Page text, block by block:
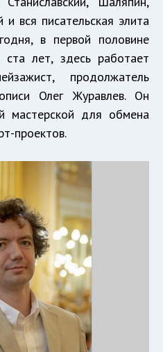
вся писательская элита
в первой половине
лет, здесь работает
продолжатель
Олег Журавлев. Он
мастерской для обмена
проектов.